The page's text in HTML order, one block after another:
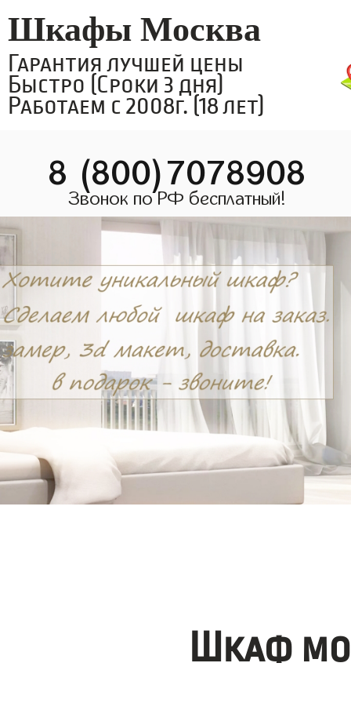
Шкафы Москва
Гарантия лучшей цены
Быстро (Сроки 3 дня)
Работаем с 2008г. (18 лет)
8 (800)7078908
Звонок по РФ бесплатный!
Шкаф